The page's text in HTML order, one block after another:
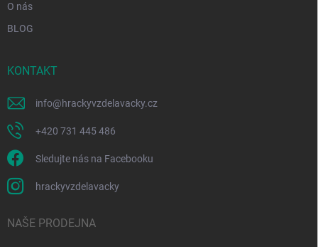
O nás
BLOG
KONTAKT
info@hrackyvzdelavacky.cz
+420 731 445 486
Sledujte nás na Facebooku
hrackyvzdelavacky
NAŠE PRODEJNA